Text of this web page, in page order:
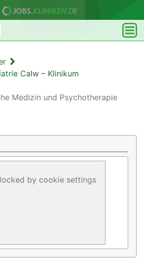
Calw – Klinikum
Medizin und Psychotherapie
by cookie settings